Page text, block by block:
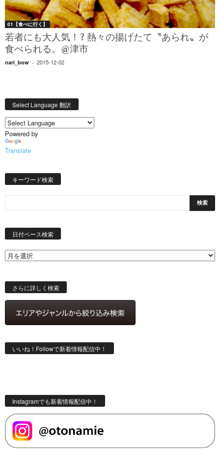
01【食べに行く】
若者にも大人気！? 熱々の揚げたて〝あられ〟が
食べられる。@津市
nari_bow - 2015-12-02
Select Language 翻訳
Powered by
Translate
キーワード検索
日付ベース検索
索
さらに詳しく検索
いいね！Followで新着情報配信中！
Instagramでも新着情報配信中！